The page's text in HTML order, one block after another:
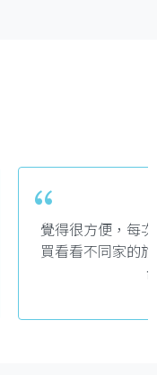
“
覺得很方便，每
買看看不同家的